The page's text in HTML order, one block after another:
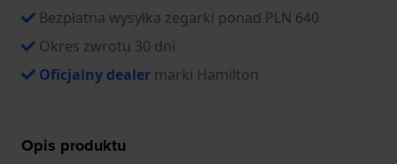
Bezpłatna wysyłka zegarki ponad PLN 640
Okres zwrotu 30 dni
Oficjalny dealer marki Hamilton
Opis produktu